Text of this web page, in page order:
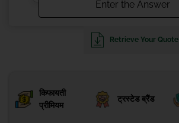
Retrieve Your Quote
किफायती
प्रीमियम
ट्रस्टेड ब्रैंड